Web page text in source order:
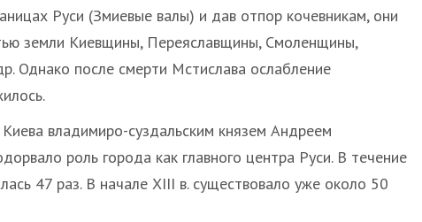
Руси (Змиевые валы) и дав отпор кочевникам, они
земли Киевщины, Переяславщины, Смоленщины,
Однако после смерти Мстислава ослабление
владимиро-суздальским князем Андреем
роль города как главного центра Руси. В течение
47 раз. В начале XIII в. существовало уже около 50